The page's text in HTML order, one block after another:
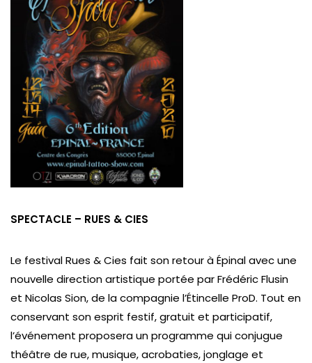
SPECTACLE – RUES & CIES
Le festival Rues & Cies fait son retour à Épinal avec une
nouvelle direction artistique portée par Frédéric Flusin
et Nicolas Sion, de la compagnie l’Étincelle ProD. Tout en
conservant son esprit festif, gratuit et participatif,
l’événement proposera un programme qui conjugue
théâtre de rue, musique, acrobaties, jonglage et